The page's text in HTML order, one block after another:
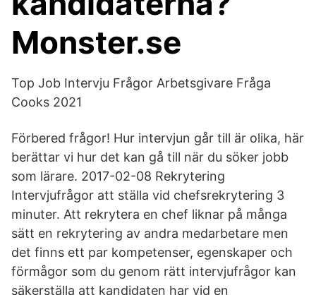
Monster.se
Top Job Intervju Frågor Arbetsgivare Fråga
Cooks 2021
Förbered frågor! Hur intervjun går till är olika, här
berättar vi hur det kan gå till när du söker jobb
som lärare. 2017-02-08 Rekrytering
Intervjufrågor att ställa vid chefsrekrytering 3
minuter. Att rekrytera en chef liknar på många
sätt en rekrytering av andra medarbetare men
det finns ett par kompetenser, egenskaper och
förmågor som du genom rätt intervjufrågor kan
säkerställa att kandidaten har vid en